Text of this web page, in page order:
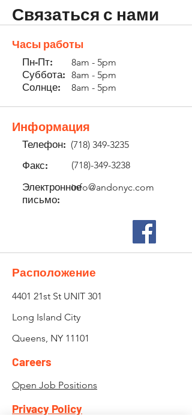
Связаться с нами
Часы работы
Пн-Пт:
Суббота:
Солнце:
8am - 5pm
8am - 5pm
8am - 5pm
Информация
Телефон: (718) 349-3235
Факс: (718)-349-3238
Электронное
письмо:
info@andonyc.com
Расположение
4401 21st St UNIT 301
Long Island City
Queens, NY 11101
Careers
Open Job Positions
Privacy Policy